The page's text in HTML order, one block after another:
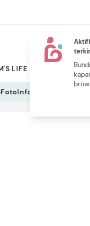
LIFE PILIHAN
FotoInfografis